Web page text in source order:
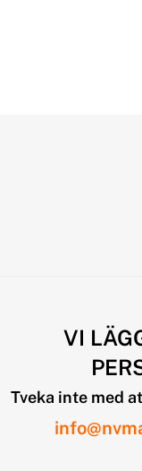
VI
Tveka inte med